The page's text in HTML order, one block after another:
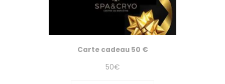
Carte cadeau 50 €
50€